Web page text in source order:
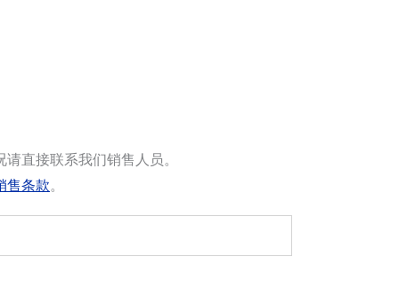
直接联系我们销售人员。
售条款。